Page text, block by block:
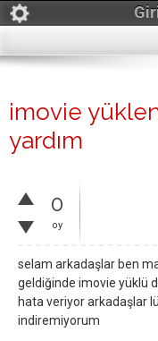
imovie
yardım
0
oy
selam arkadaşlar ben
geldiğinde imovie yüklü
hata veriyor arkadaşlar
indiremiyorum